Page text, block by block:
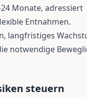
Monate, adressiert
Entnahmen.
langfristiges
notwendige
steuern